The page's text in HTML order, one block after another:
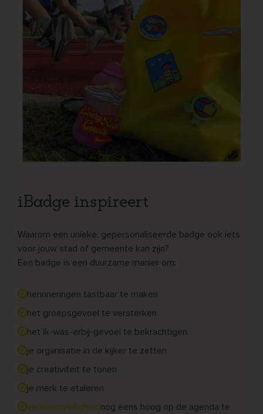
iBadge inspireert
Waarom een unieke, gepersonaliseerde badge ook iets
voor jouw stad of gemeente kan zijn?
Een badge is een duurzame manier om:
herinneringen tastbaar te maken
het groepsgevoel te versterken
het ik-was-erbij-gevoel te bekrachtigen
je organisatie in de kijker te zetten
je creativiteit te tonen
je merk te etaleren
verkeersveiligheidnog eens hoog op de agenda te